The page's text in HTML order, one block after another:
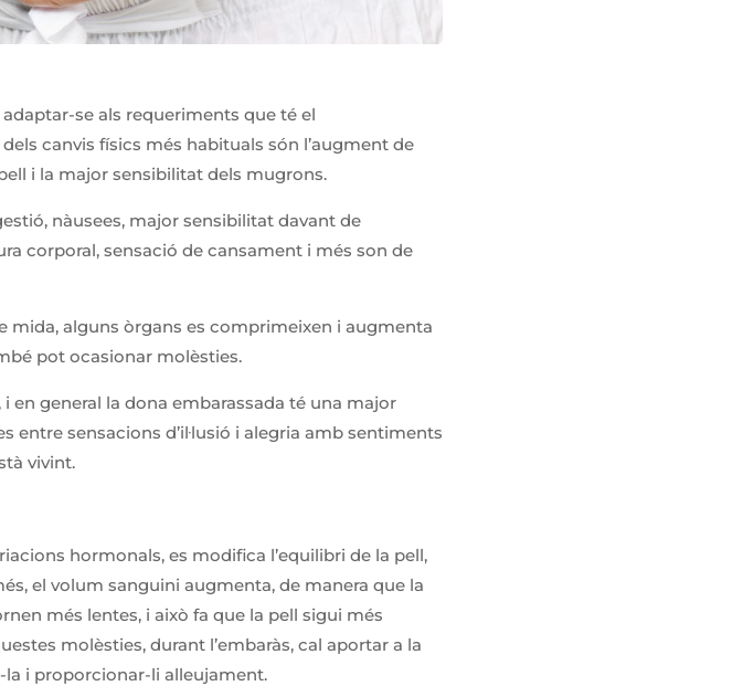
se als requeriments que té el
canvis físics més habituals són l’augment de
i la major sensibilitat dels mugrons.
nàusees, major sensibilitat davant de
corporal, sensació de cansament i més son de
mida, alguns òrgans es comprimeixen i augmenta
pot ocasionar molèsties.
en general la dona embarassada té una major
sensacions d’il·lusió i alegria amb sentiments
vivint.
hormonals, es modifica l’equilibri de la pell,
el volum sanguini augmenta, de manera que la
més lentes, i això fa que la pell sigui més
molèsties, durant l’embaràs, cal aportar a la
la i proporcionar-li alleujament.